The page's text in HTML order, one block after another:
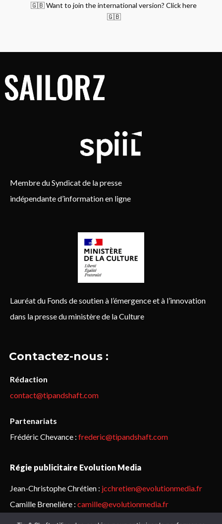
🇬🇧 Want to join the international version? Click here
🇬🇧
Membre du Syndicat de la presse
indépendante d’information en ligne
Lauréat du Fonds de soutien à l’émergence et à l’innovation
dans la presse du ministère de la Culture
Contactez-nous :
Rédaction
contact@tipandshaft.com
Partenariats
Frédéric Chevance : frederic@tipandshaft.com
Régie publicitaire Evolution Media
Jean-Christophe Chrétien : jcchretien@evolutionmedia.fr
Camille Brenelière : camille@evolutionmedia.fr